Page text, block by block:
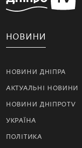
НОВИНИ
НОВИНИ ДНІПРА
АКТУАЛЬНІ НОВИНИ
НОВИНИ ДНІПРОTV
УКРАЇНА
ПОЛІТИКА